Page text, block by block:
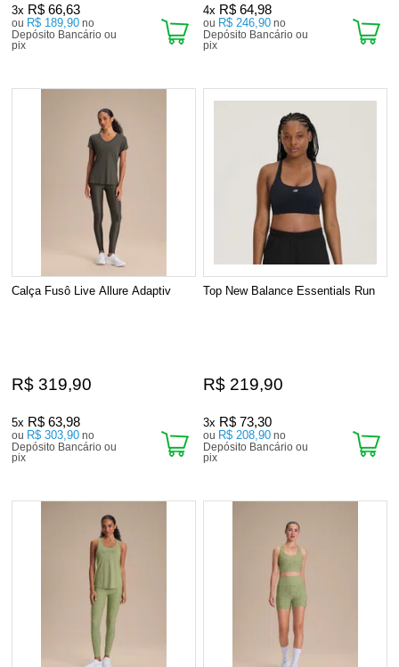
3x R$ 66,63
ou R$ 189,90 no
Depósito Bancário ou
pix
4x R$ 64,98
ou R$ 246,90 no
Depósito Bancário ou
pix
Calça Fusô Live Allure Adaptiv
R$ 319,90
5x R$ 63,98
ou R$ 303,90 no
Depósito Bancário ou
pix
Top New Balance Essentials Run
R$ 219,90
3x R$ 73,30
ou R$ 208,90 no
Depósito Bancário ou
pix